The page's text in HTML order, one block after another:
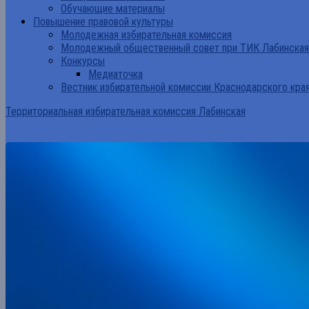
Обучающие материалы
Повышение правовой культуры
Молодежная избирательная комиссия
Молодежный общественный совет при ТИК Лабинская
Конкурсы
Медиаточка
Вестник избирательной комиссии Краснодарского
Территориальная избирательная комиссия Лабинская